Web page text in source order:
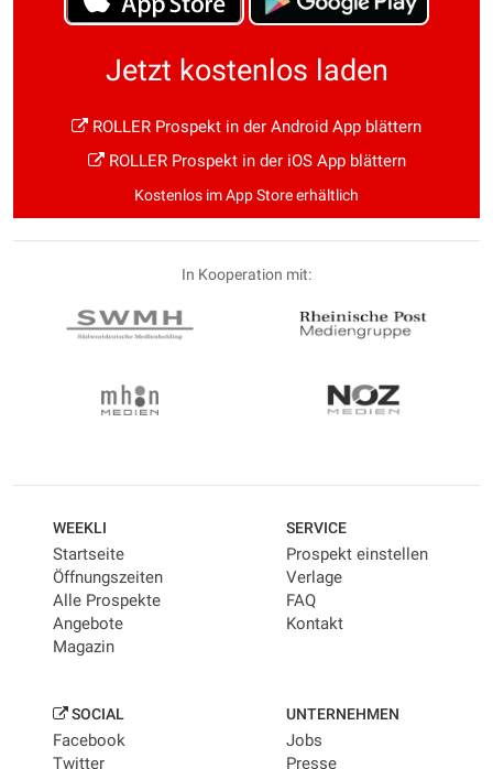
Jetzt kostenlos laden
ROLLER Prospekt in der Android App blättern
ROLLER Prospekt in der iOS App blättern
Kostenlos im App Store erhältlich
In Kooperation mit:
WEEKLI
Startseite
Öffnungszeiten
Alle Prospekte
Angebote
Magazin
SERVICE
Prospekt einstellen
Verlage
FAQ
Kontakt
SOCIAL
Facebook
Twitter
UNTERNEHMEN
Jobs
Presse